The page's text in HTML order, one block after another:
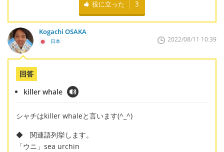
役に立った 3
Kogachi OSAKA
日本 2022/08/11 10:39
回答
killer whale
シャチはkiller whaleと言います(^_^)
◆ 関連語列挙します。
「ウニ」sea urchin